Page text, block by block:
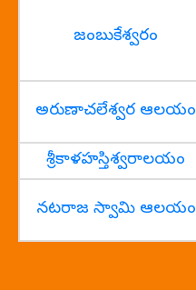
జంబుకేశ్వరం
అరుణాచలేశ్వర ఆలయం
శ్రీకాళహస్తిశ్వరాలయం
నటరాజ స్వామి ఆలయం